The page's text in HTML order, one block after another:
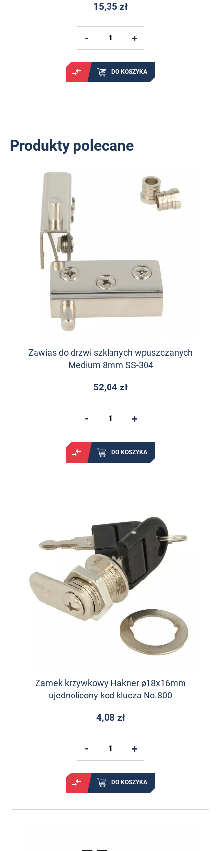
15,35 zł
DO KOSZYKA
Produkty polecane
Zawias do drzwi szklanych wpuszczanych
Medium 8mm SS-304
52,04 zł
DO KOSZYKA
Zamek krzywkowy Hakner ø18x16mm
ujednolicony kod klucza No.800
4,08 zł
DO KOSZYKA